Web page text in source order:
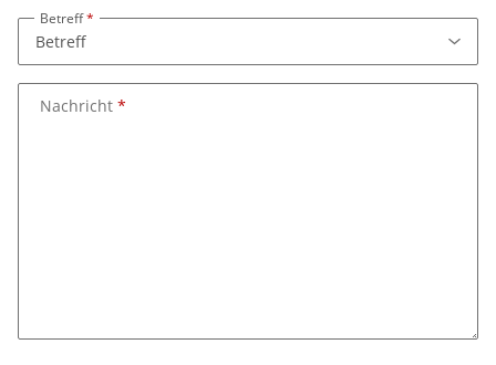
Betreff
Nachricht